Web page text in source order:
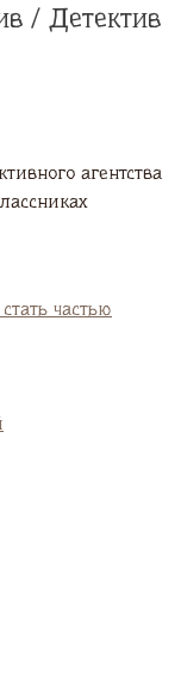
/ Детектив
агентства
частью